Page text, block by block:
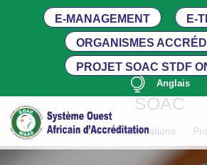
E-MANAGEMENT
E-
ORGANISMES
PROJET SOAC STDF
Anglais
SOAC
Accueil / Publications